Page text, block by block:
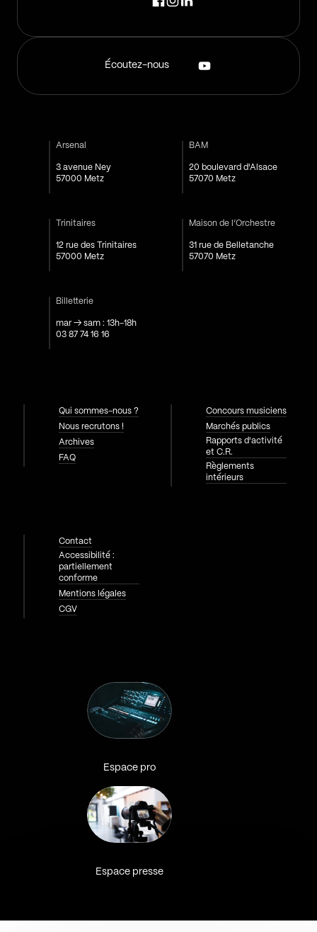
Écoutez-nous
Arsenal
3 avenue Ney
57000 Metz
BAM
20 boulevard d'Alsace
57070 Metz
Trinitaires
12 rue des Trinitaires
57000 Metz
Maison de l’Orchestre
31 rue de Belletanche
57070 Metz
Billetterie
mar → sam : 13h-18h
03 87 74 16 16
Qui sommes-nous ?
Nous recrutons !
Archives
FAQ
Concours musiciens
Marchés publics
Rapports d'activité
et C.R.
Règlements
intérieurs
Contact
Accessibilité :
partiellement
conforme
Mentions légales
CGV
Espace pro
Espace presse